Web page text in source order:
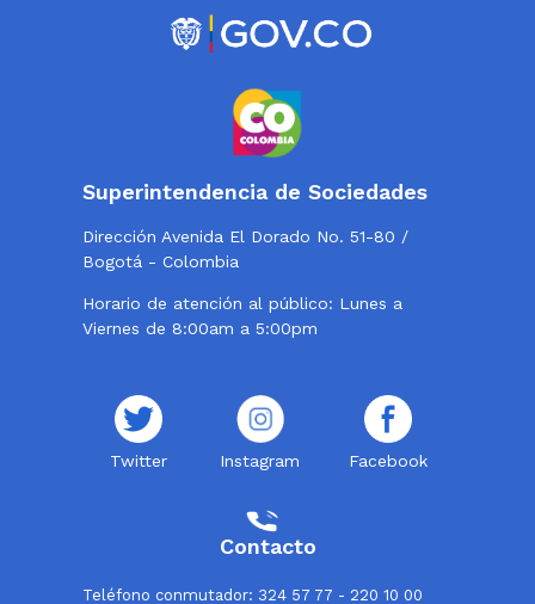
Superintendencia de Sociedades
Dirección Avenida El Dorado No. 51-80 /
Bogotá - Colombia
Horario de atención al público: Lunes a
Viernes de 8:00am a 5:00pm
Twitter Instagram Facebook
Contacto
Teléfono conmutador: 324 57 77 - 220 10 00